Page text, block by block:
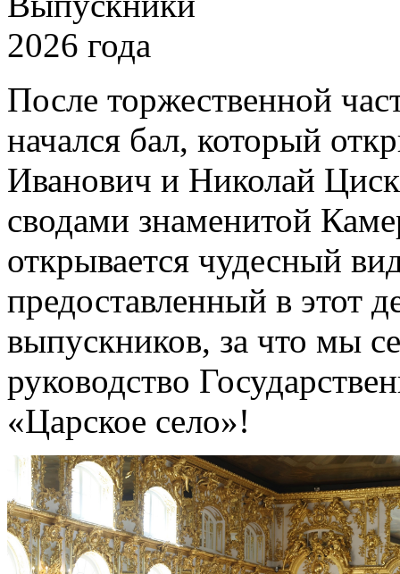
После торжественной
начался бал, который
Иванович и Николай
сводами знаменитой
открывается чудесный
предоставленный в этот
выпускников, за что мы
руководство
«Царское село»!